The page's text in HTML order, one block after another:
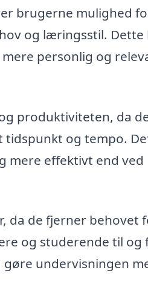
brugerne mulighed
og læringsstil. Dette
personlig og
produktiviteten, da
og tempo.
mere effektivt end ved
da de fjerner behovet
og studerende til og
undervisningen